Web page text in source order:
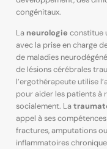
congénitaux.
La neurologie constitue
avec la prise en charge
de maladies
de lésions cérébrales
l’ergothérapeute utilise
pour aider les patients à
socialement. La
appel à ses
fractures, amputations
inflammatoires